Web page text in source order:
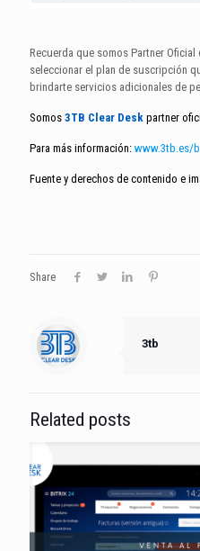
Recuerda que somos Partner
seleccionar el plan de suscripción
brindarte servicios adicionales de
Somos 3TB Clear Desk partner
Para más información: www.3tb.es/
Fuente y derechos de contenido e
Share
3tb
Related posts